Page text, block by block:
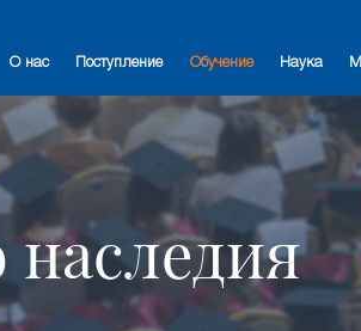
О нас Поступление Обучение Наука
наследия